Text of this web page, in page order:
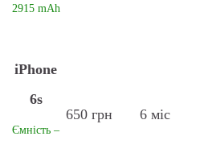
2915 mAh
iPhone
6s
Ємність –
650 грн 6 міс